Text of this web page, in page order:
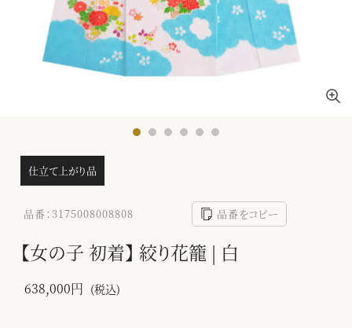
仕立て上がり品
品番：3175008008808 品番をコピー
【女の子 初着】 絞り花籠 | 白
638,000円 (税込)